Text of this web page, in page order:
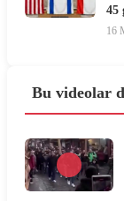
45
16
Bu videolar